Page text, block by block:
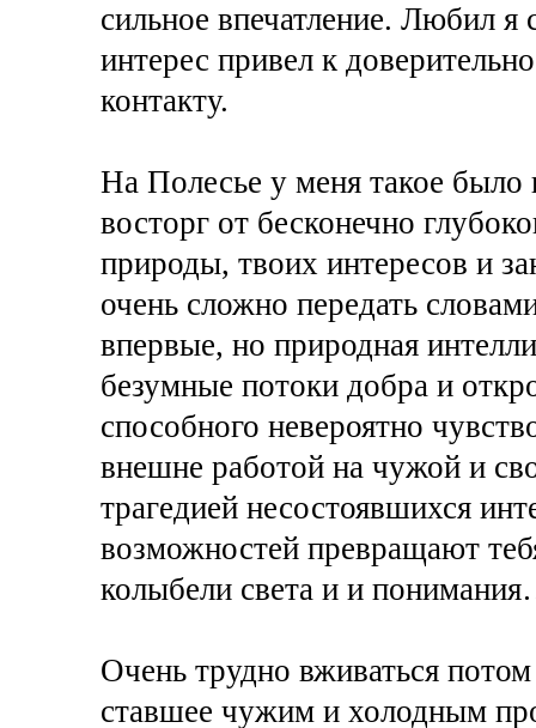
сильное впечатление. Любил
интерес привел к
контакту.
На Полесье у меня такое
восторг от бесконечно
природы, твоих интересов и
очень сложно передать
впервые, но природная
безумные потоки добра и
способного невероятно
внешне работой на чужой и
трагедией несостоявшихся
возможностей превращают
колыбели света и и
Очень трудно вживаться
ставшее чужим и холодным